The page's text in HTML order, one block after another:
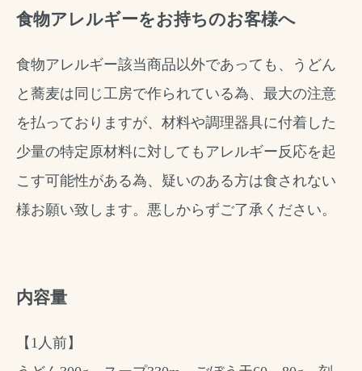
食物アレルギーをお持ちのお客様へ
食物アレルギー該当商品以外であっても、うどん
と蕎麦は同じ工房で作られている為、最大の注意
を払っておりますが、材料や調理器具に付着した
少量の特定原材料に対してもアレルギー反応を起
こす可能性がある為、疑いのある方は食されない
様お願い致します。悪しからずご了承ください。
内容量
【1人前】